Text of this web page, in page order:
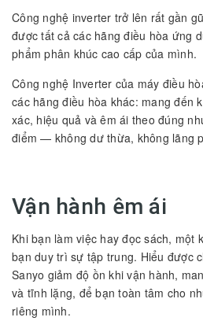
Công nghệ inverter trở lên rất gần
được tất cả các hãng điều hòa ứng
phẩm phân khúc cao cấp của mình.
Công nghệ Inverter của máy điều
các hãng điều hòa khác: mang đến
xác, hiệu quả và êm ái theo đúng
điểm — không dư thừa, không lãng
Vận hành êm ái
Khi bạn làm việc hay đọc sách, một
bạn duy trì sự tập trung. Hiểu được
Sanyo giảm độ ồn khi vận hành,
và tĩnh lặng, để bạn toàn tâm cho
riêng mình.